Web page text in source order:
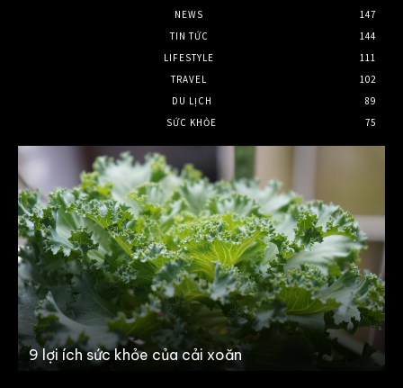
NEWS
147
TIN TỨC
144
LIFESTYLE
111
TRAVEL
102
DU LỊCH
89
SỨC KHỎE
75
Calgary real estate market is buzzing as
newcomers flock to Alberta